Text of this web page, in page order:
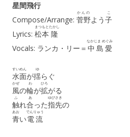
星間飛行
Compose/Arrange: 菅野
かんの
よう子
こ
Lyrics: 松本
まつもと
隆
たかし
Vocals: ランカ・リー＝ 中島愛
なかじま めぐみ
水面
すいめん
が揺
ゆ
らぐ
風
かぜ
の輪
わ
が拡
ひろ
がる
触
ふ
れ合
あ
った指先
ゆびさき
の
青
あお
い電流
でんりゅう